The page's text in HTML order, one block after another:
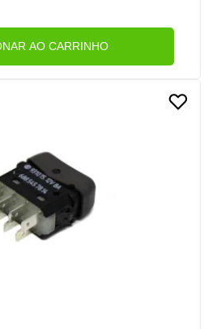
AO CARRINHO